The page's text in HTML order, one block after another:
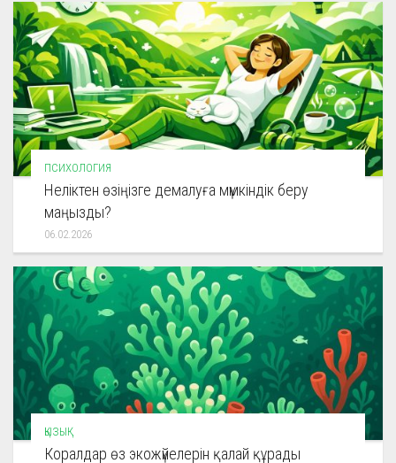
ПСИХОЛОГИЯ
Неліктен өзіңізге демалуға мүмкіндік беру
маңызды?
06.02.2026
ҚЫЗЫҚ
Коралдар өз экожүйелерін қалай құрады